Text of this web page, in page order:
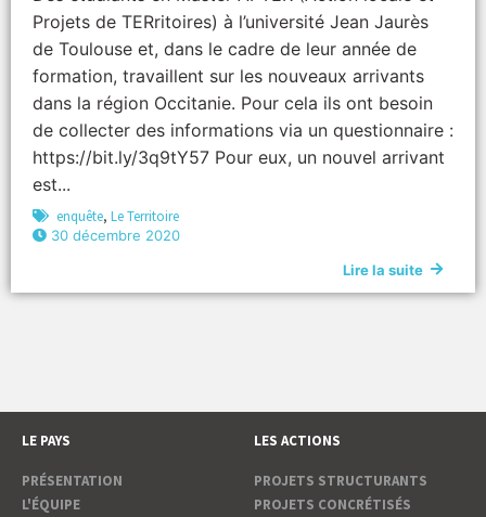
Projets de TERritoires) à l’université Jean Jaurès
de Toulouse et, dans le cadre de leur année de
formation, travaillent sur les nouveaux arrivants
dans la région Occitanie. Pour cela ils ont besoin
de collecter des informations via un questionnaire :
https://bit.ly/3q9tY57 Pour eux, un nouvel arrivant
est...
enquête, Le Territoire
30 décembre 2020
Lire la suite
LE PAYS
PRÉSENTATION
L'ÉQUIPE
LES ACTIONS
PROJETS STRUCTURANTS
PROJETS CONCRÉTISÉS